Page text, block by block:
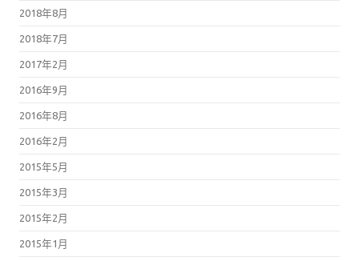
2018年8月
2018年7月
2017年2月
2016年9月
2016年8月
2016年2月
2015年5月
2015年3月
2015年2月
2015年1月